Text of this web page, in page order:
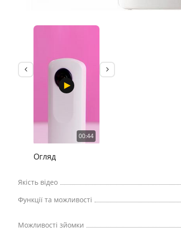
00:44
Огляд
Якість відео
Функції та можливості
Можливості зйомки